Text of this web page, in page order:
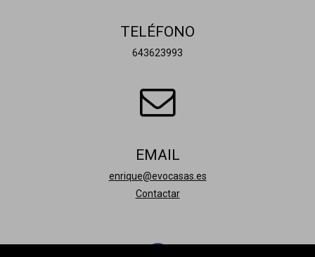
TELÉFONO
643623993
EMAIL
enrique@evocasas.es
Contactar